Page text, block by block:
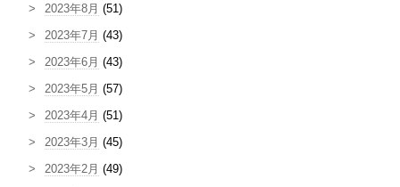
2023年8月 (51)
2023年7月 (43)
2023年6月 (43)
2023年5月 (57)
2023年4月 (51)
2023年3月 (45)
2023年2月 (49)